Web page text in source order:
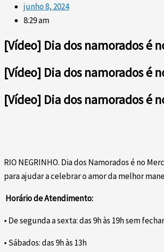
junho 8, 2024
8:29 am
[Vídeo] Dia dos namorados é
[Vídeo] Dia dos namorados é
[Vídeo] Dia dos namorados é
RIO NEGRINHO. Dia dos Namorados é no
para ajudar a celebrar o amor da melhor
Horário de Atendimento:
• De segunda a sexta: das 9h às 19h sem
• Sábados: das 9h às 13h